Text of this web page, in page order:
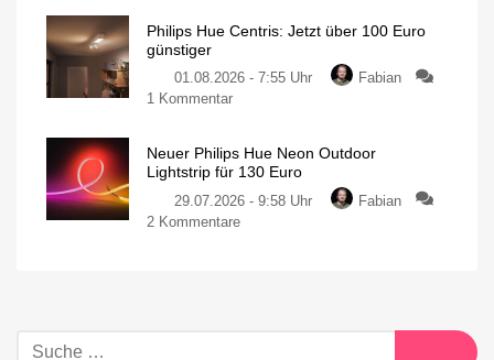
Philips Hue Centris: Jetzt über 100 Euro
günstiger
01.08.2026 - 7:55 Uhr
Fabian
1 Kommentar
Neuer Philips Hue Neon Outdoor
Lightstrip für 130 Euro
29.07.2026 - 9:58 Uhr
Fabian
2 Kommentare